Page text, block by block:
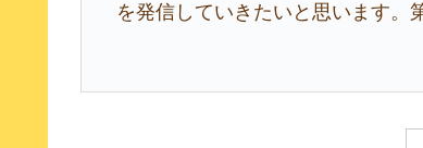
を発信していきたいと思います。